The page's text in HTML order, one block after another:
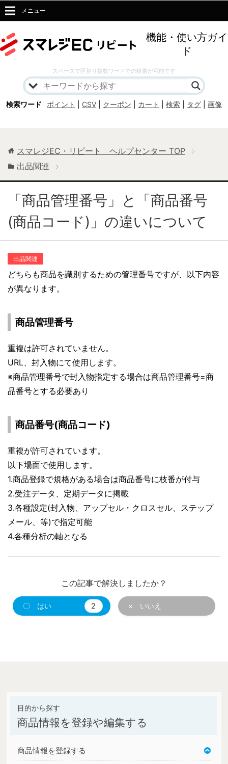
機能・使い方ガイ
ド
スペースで区切り複数ワードでの検索が可能です
検索ワード ポイント CSV クーポン カート 検索 タグ 画像
メニュー
スマレジEC・リピート ヘルプセンター TOP
出品関連
「商品管理番号」と「商品番号
(商品コード)」の違いについて
出品関連
どちらも商品を識別するための管理番号ですが、以下内容
が異なります。
商品管理番号
重複は許可されていません。
URL、封入物にて使用します。
※商品管理番号で封入物指定する場合は商品管理番号=商
品番号とする必要あり
商品番号(商品コード)
重複が許可されています。
以下場面で使用します。
1.商品登録で規格がある場合は商品番号に枝番が付与
2.受注データ、定期データに掲載
3.各種設定(封入物、アップセル・クロスセル、ステップ
メール、等)で指定可能
4.各種分析の軸となる
この記事で解決しましたか？
〇 はい 2 × いいえ
商品情報を登録や編集する
商品情報を登録する